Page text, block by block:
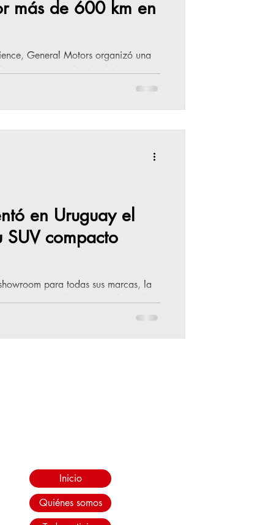
más de 600 km en
General Motors organizó una
prensa especializada de buena
largo de dos días pudimos manejar
a unos cuantos años atrás para
semejante. Bastante antes de la
en Uruguay el
compacto
para todas sus marcas, la
compacto eléctrico, y ofrece dos
quieran conocerlo de primera
Inicio
Quiénes somos